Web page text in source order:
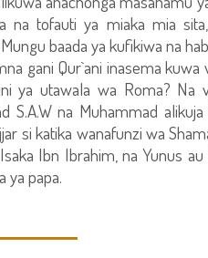
na tofauti ya miaka mia
baada ya kufikiwa na
gani Qur`ani inasema
ya utawala wa Roma? Na
S.A.W na Muhammad
si katika wanafunzi wa
Ibn Ibrahim, na Yunus
ya papa.